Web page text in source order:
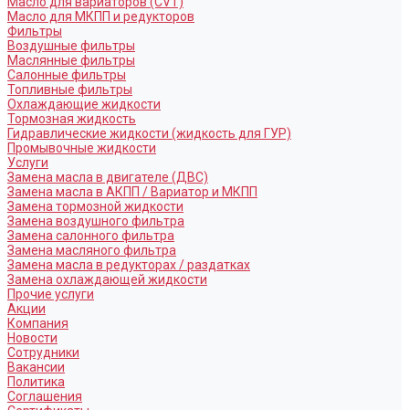
Масло для МКПП и редукторов
Фильтры
Воздушные фильтры
Маслянные фильтры
Салонные фильтры
Топливные фильтры
Охлаждающие жидкости
Тормозная жидкость
Гидравлические жидкости (жидкость для ГУР)
Промывочные жидкости
Услуги
Замена масла в двигателе (ДВС)
Замена масла в АКПП / Вариатор и МКПП
Замена тормозной жидкости
Замена воздушного фильтра
Замена салонного фильтра
Замена масляного фильтра
Замена масла в редукторах / раздатках
Замена охлаждающей жидкости
Прочие услуги
Акции
Компания
Новости
Сотрудники
Вакансии
Политика
Соглашения